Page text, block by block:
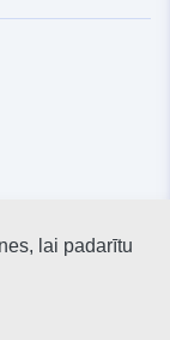
lai padarītu